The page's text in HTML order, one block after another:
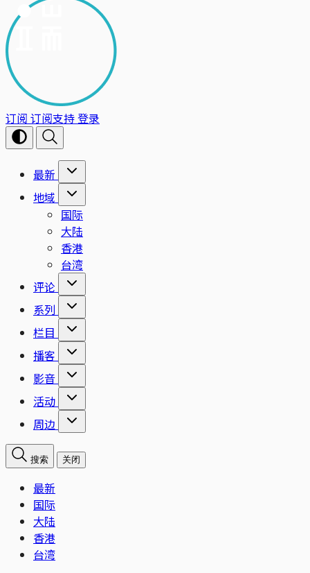
订阅 订阅支持登录
最新
地域
国际
大陆
香港
台湾
评论
系列
栏目
播客
影音
活动
周边
搜索 关闭
最新
国际
大陆
香港
台湾